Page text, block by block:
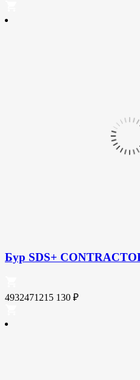
Бур SDS+
4932471215 130 ₽